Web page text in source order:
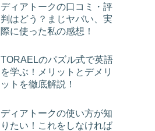
ディアトークの口コミ・評
判はどう？まじヤバい、実
際に使った私の感想！
TORAELのパズル式で英語
を学ぶ！メリットとデメリ
ットを徹底解説！
ディアトークの使い方が知
りたい！これをしなければ